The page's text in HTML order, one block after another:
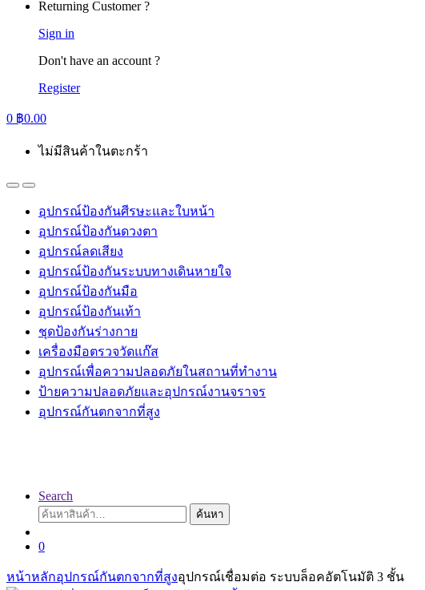
Returning Customer ?
Sign in
Don't have an account ?
Register
0 ฿0.00
ไม่มีสินค้าในตะกร้า
อุปกรณ์ป้องกันศีรษะและใบหน้า
อุปกรณ์ป้องกันดวงตา
อุปกรณ์ลดเสียง
อุปกรณ์ป้องกันระบบทางเดินหายใจ
อุปกรณ์ป้องกันมือ
อุปกรณ์ป้องกันเท้า
ชุดป้องกันร่างกาย
เครื่องมือตรวจวัดแก๊ส
อุปกรณ์เพื่อความปลอดภัยในสถานที่ทำงาน
ป้ายความปลอดภัยและอุปกรณ์งานจราจร
อุปกรณ์กันตกจากที่สูง
Search
ค้นหา:
ค้นหา
0
หน้าหลักอุปกรณ์กันตกจากที่สูงอุปกรณ์เชื่อมต่อ ระบบล็อคอัตโนมัติ 3 ชั้น